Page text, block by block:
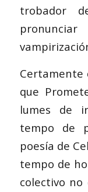
trobador
que
lumes de
tempo de
poesía de
tempo de
colectivo